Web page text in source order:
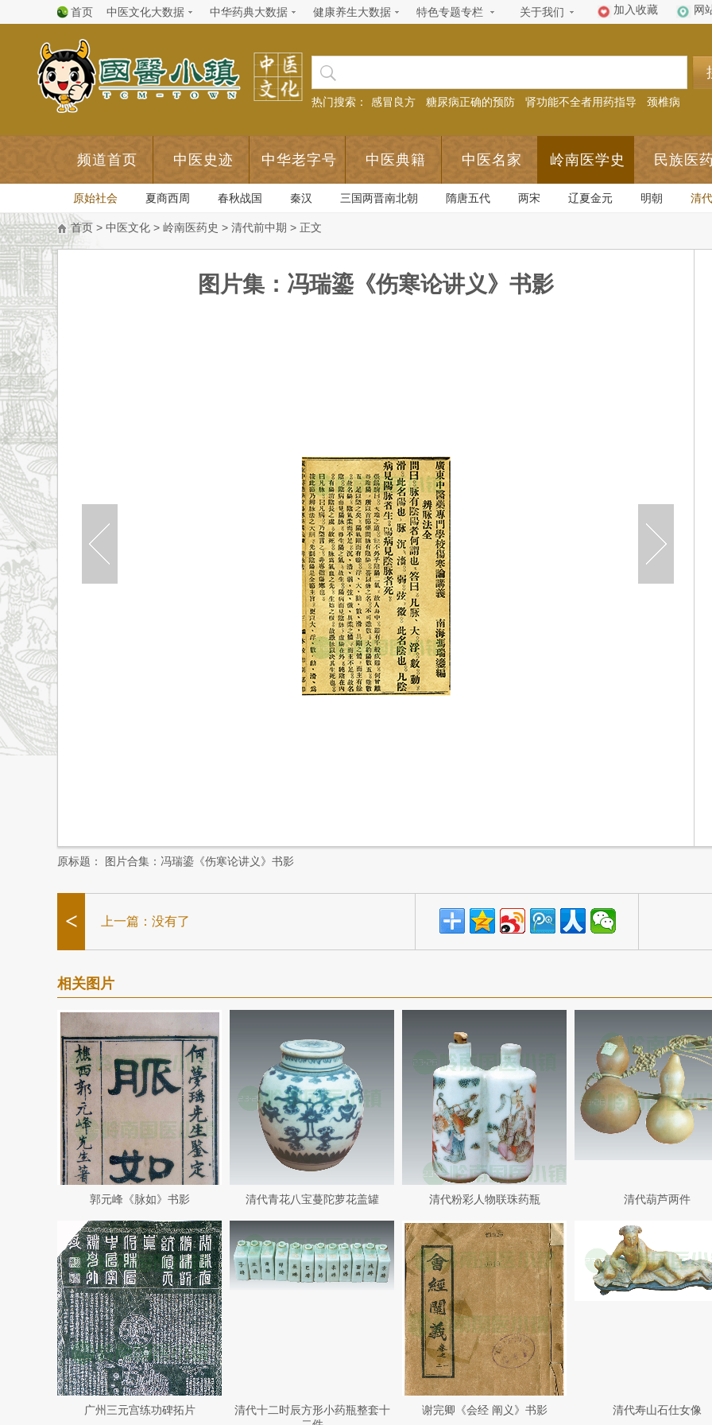
首页 中医文化大数据 中华药典大数据 健康养生大数据 特色专题专栏 关于我们 加入收藏 网
热门搜索： 感冒良方 糖尿病正确的预防 肾功能不全者用药指导 颈椎病
频道首页 中医史迹 中华老字号 中医典籍 中医名家 岭南医学史 民族医
原始社会 夏商西周 春秋战国 秦汉 三国两晋南北朝 隋唐五代 两宋 辽夏金元 明朝 清
首页 > 中医文化 > 岭南医药史 > 清代前中期 > 正文
图片集：冯瑞鎏《伤寒论讲义》书影
原标题： 图片合集：冯瑞鎏《伤寒论讲义》书影
< 上一篇：没有了
相关图片
郭元峰《脉如》书影 清代青花八宝蔓陀萝花盖罐 清代粉彩人物联珠药瓶 清代葫芦两件
广州三元宫练功碑拓片
清代十二时辰方形小药瓶整套十
谢完卿《会经 阐义》书影 清代寿山石仕女像